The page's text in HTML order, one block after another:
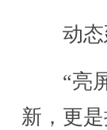
动态延
“亮屏
新，更